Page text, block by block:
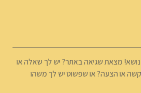
מצאת שגיאה באתר? יש לך שאלה או
או הצעה? או שפשוט יש לך משהו